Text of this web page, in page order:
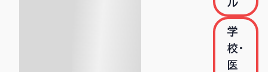
ル
学
校・
医